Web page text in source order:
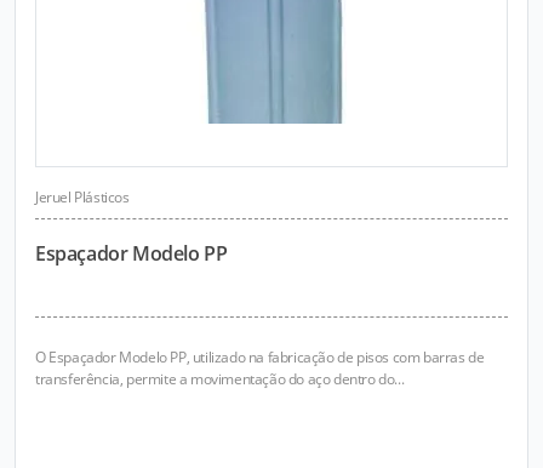
Jeruel Plásticos
Espaçador Modelo PP
O Espaçador Modelo PP, utilizado na fabricação de pisos com barras de
transferência, permite a movimentação do aço dentro do...